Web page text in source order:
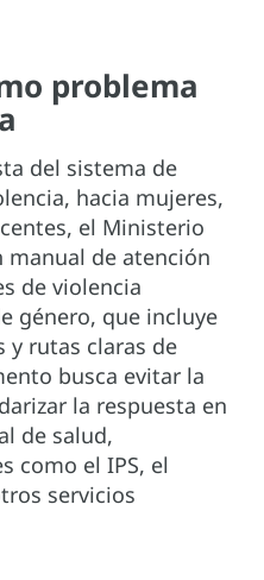
problema
del sistema de
hacia mujeres,
el Ministerio
manual de atención
de violencia
género, que incluye
rutas claras de
busca evitar la
la respuesta en
de salud,
como el IPS, el
servicios